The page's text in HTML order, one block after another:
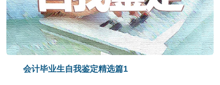
会计毕业生自我鉴定精选篇1